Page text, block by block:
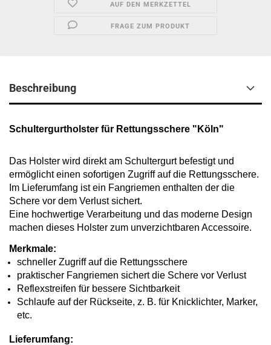
AUF DEN MERKZETTEL
FRAGE ZUM PRODUKT
Beschreibung
Schultergurtholster für Rettungsschere "Köln"
Das Holster wird direkt am Schultergurt befestigt und
ermöglicht einen sofortigen Zugriff auf die Rettungsschere.
Im Lieferumfang ist ein Fangriemen enthalten der die
Schere vor dem Verlust sichert.
Eine hochwertige Verarbeitung und das moderne Design
machen dieses Holster zum unverzichtbaren Accessoire.
Merkmale:
schneller Zugriff auf die Rettungsschere
praktischer Fangriemen sichert die Schere vor Verlust
Reflexstreifen für bessere Sichtbarkeit
Schlaufe auf der Rückseite, z. B. für Knicklichter, Marker,
etc.
Lieferumfang: